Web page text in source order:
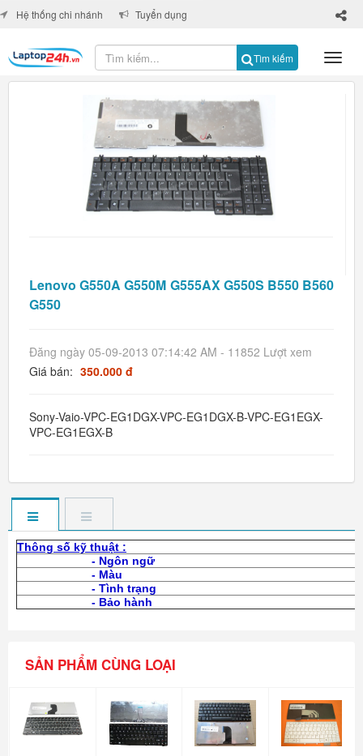
Tìm kiếm
×
Hệ thống chi nhánh Tuyển dụng
Lenovo G550A G550M G555AX G550S B550 B560
G550
Đăng ngày 05-09-2013 07:14:42 AM - 11852 Lượt xem
Giá bán: 350.000 đ
Sony-Vaio-VPC-EG1DGX-VPC-EG1DGX-B-VPC-EG1EGX-
VPC-EG1EGX-B
Thông số kỹ thuật :
- Ngôn ngữ
- Màu
- Tình trạng
- Bảo hành
SẢN PHẨM CÙNG LOẠI